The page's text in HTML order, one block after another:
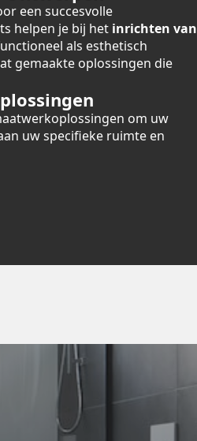
een succesvolle
helpen je bij het inrichten van
als esthetisch
gemaakte oplossingen die
om uw
uw specifieke ruimte en